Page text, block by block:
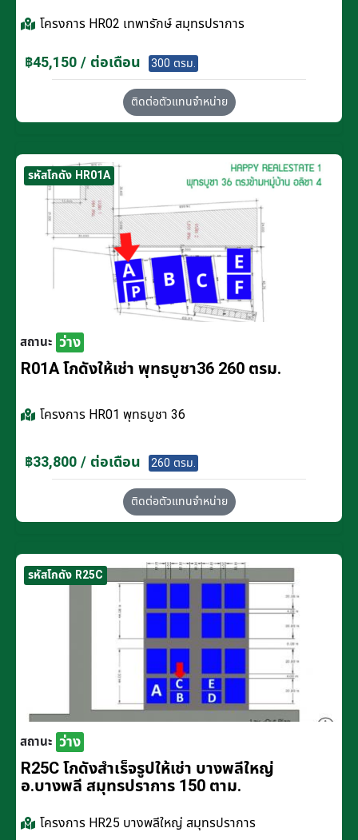
โครงการ HR02 เทพารักษ์ สมุทรปราการ
฿45,150 / ต่อเดือน 300 ตรม.
ติดต่อตัวแทนจำหน่าย
รหัสโกดัง HR01A
สถานะ ว่าง
R01A โกดังให้เช่า พุทธบูชา36 260 ตรม.
โครงการ HR01 พุทธบูชา 36
฿33,800 / ต่อเดือน 260 ตรม.
ติดต่อตัวแทนจำหน่าย
รหัสโกดัง R25C
สถานะ ว่าง
R25C โกดังสำเร็จรูปให้เช่า บางพลีใหญ่
อ.บางพลี สมุทรปราการ 150 ตาม.
โครงการ HR25 บางพลีใหญ่ สมุทรปราการ